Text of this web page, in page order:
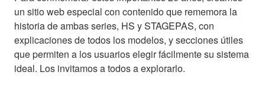
un sitio web especial con contenido que rememora la
historia de ambas series, HS y STAGEPAS, con
explicaciones de todos los modelos, y secciones útiles
que permiten a los usuarios elegir fácilmente su sistema
ideal. Los invitamos a todos a explorarlo.